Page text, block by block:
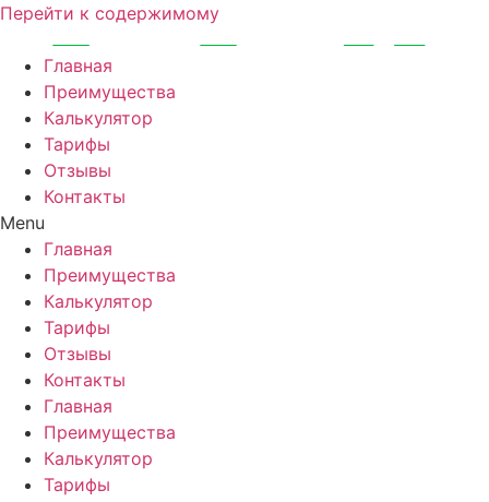
Перейти к содержимому
Главная
Преимущества
Калькулятор
Тарифы
Отзывы
Контакты
Menu
Главная
Преимущества
Калькулятор
Тарифы
Отзывы
Контакты
Главная
Преимущества
Калькулятор
Тарифы